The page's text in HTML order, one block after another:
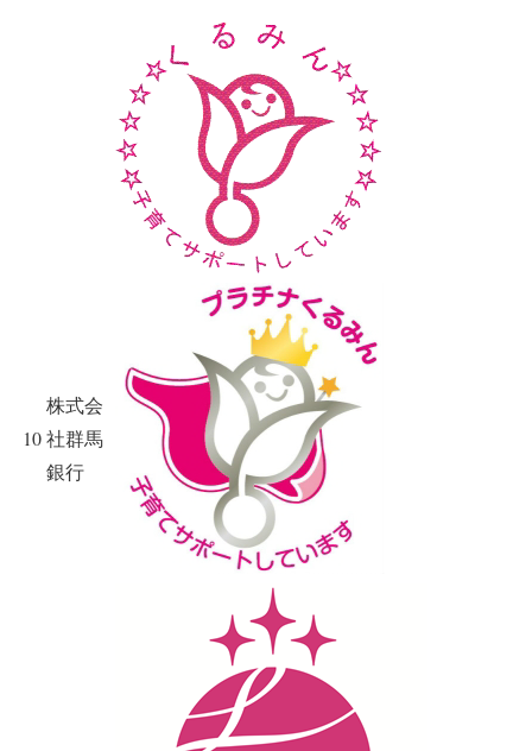
10
株式会
社群馬
銀行